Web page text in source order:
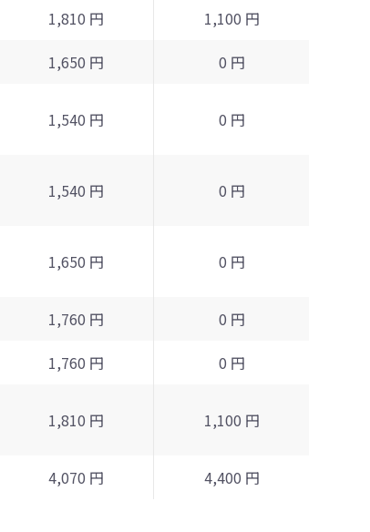
1,810 円
1,100 円
1,650 円
0 円
1,540 円 0 円
1,540 円 0 円
1,650 円 0 円
1,760 円
0 円
1,760 円
0 円
1,810 円 1,100 円
4,070 円 4,400 円